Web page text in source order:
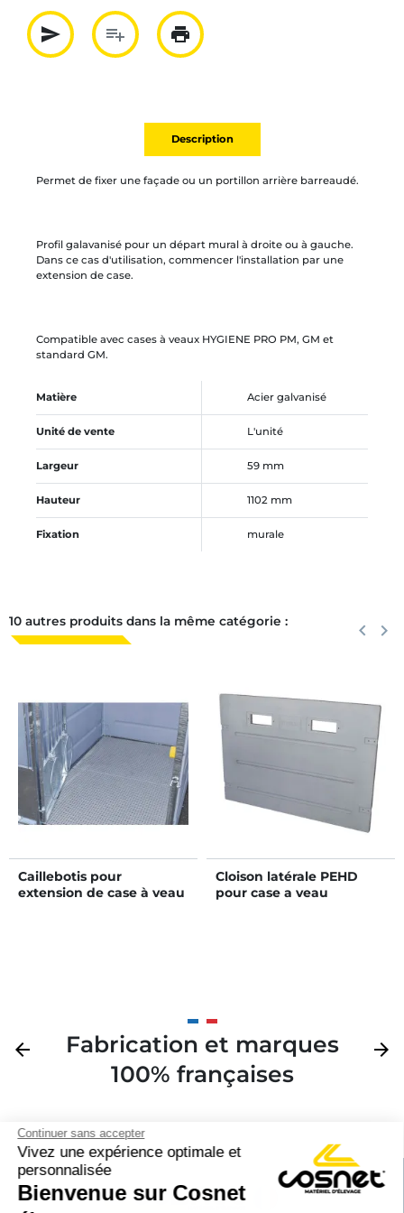
Continuer sans accepter
Vivez une expérience optimale et
personnalisée
Bienvenue sur Cosnet
send
Partager par mail
playlist_add
Ajouter à la liste
print
Imprimer
Description
Permet de fixer une façade ou un portillon arrière barreaudé.
Profil galavanisé pour un départ mural à droite ou à gauche.
Dans ce cas d'utilisation, commencer l'installation par une
extension de case.
Compatible avec cases à veaux HYGIENE PRO PM, GM et
standard GM.
Matière Acier galvanisé
Unité de vente L'unité
Largeur 59 mm
Hauteur 1102 mm
Fixation murale
10 autres produits dans la même catégorie : keyboard_arrow_left keyboard_arrow_right
Caillebotis pour
extension de case à veau
Cloison latérale PEHD
pour case a veau
Précédent
arrow_back
Fabrication et marques
100% françaises
arrow_forward